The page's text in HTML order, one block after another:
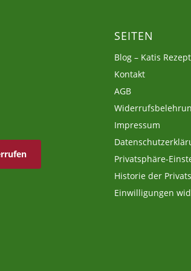
für ein
Gericht
SEITEN
Blog – Katis
Kontakt
AGB
Impressum
Privatsphäre-
Historie der
Einwilligungen